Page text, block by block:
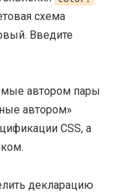
схема
Введите
автором пары
автором»
CSS, а
декларацию